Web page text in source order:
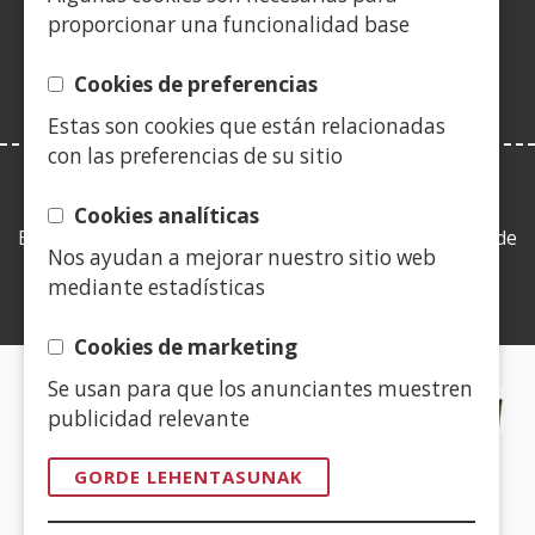
proporcionar una funcionalidad base
Cookies de preferencias
Estas son cookies que están relacionadas
con las preferencias de su sitio
Cookies analíticas
Nos ayudan a mejorar nuestro sitio web
mediante estadísticas
Cookies de marketing
Se usan para que los anunciantes muestren
publicidad relevante
GORDE LEHENTASUNAK
Esta web se ajusta a lo establecido en la Ley 19/2013, de
9 de diciembre, de transparencia, acceso a la
información pública y buen gobierno.
CERTIFICADOS DE CALIDAD
(Ireki
leiho
berrian)